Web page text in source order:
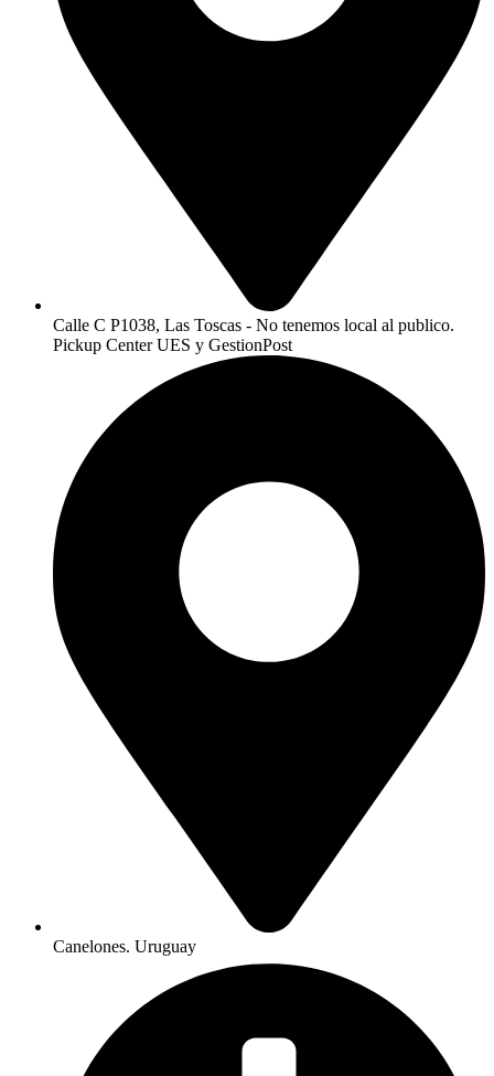
Calle C P1038, Las Toscas - No tenemos local al publico.
Pickup Center UES y GestionPost
Canelones. Uruguay